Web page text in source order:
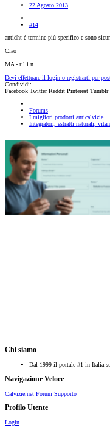
22 Agosto 2013
#14
antidht é termine più specifico e sono
Ciao
MA - r l i n
Devi effettuare il login o registrarti per
Condividi:
Facebook Twitter Reddit Pinterest Tumblr
Forums
I migliori prodotti anticalvizie
Integratori, estratti naturali,
Chi siamo
Dal 1999 il portale #1 in Italia
Navigazione Veloce
Calvizie.net Forum Supporto
Profilo Utente
Login